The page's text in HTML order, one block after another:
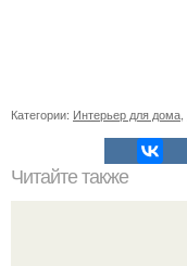
Категории: Интерьер для дома
Читайте также